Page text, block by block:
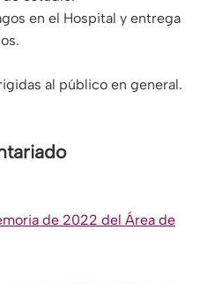
en el Hospital y entrega
al público en general.
de 2022 del Área de